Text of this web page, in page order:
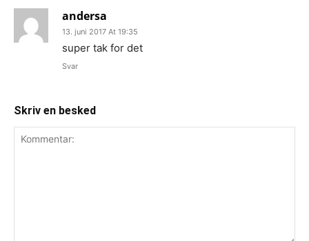
andersa
13. juni 2017 At 19:35
super tak for det
Svar
Skriv en besked